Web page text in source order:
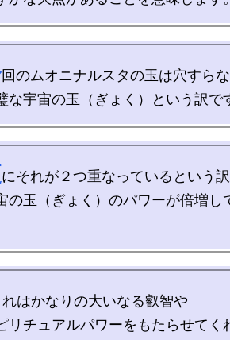
回のムオニナルスタの玉は穴すら
にそれが２つ重なっているという
の玉（ぎょく）のパワーが倍増し
れはかなりの大いなる叡智や
リチュアルパワーをもたらせてく